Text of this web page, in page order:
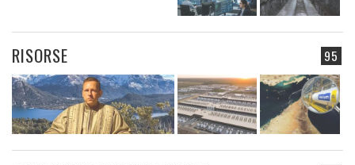
95
RISORSE